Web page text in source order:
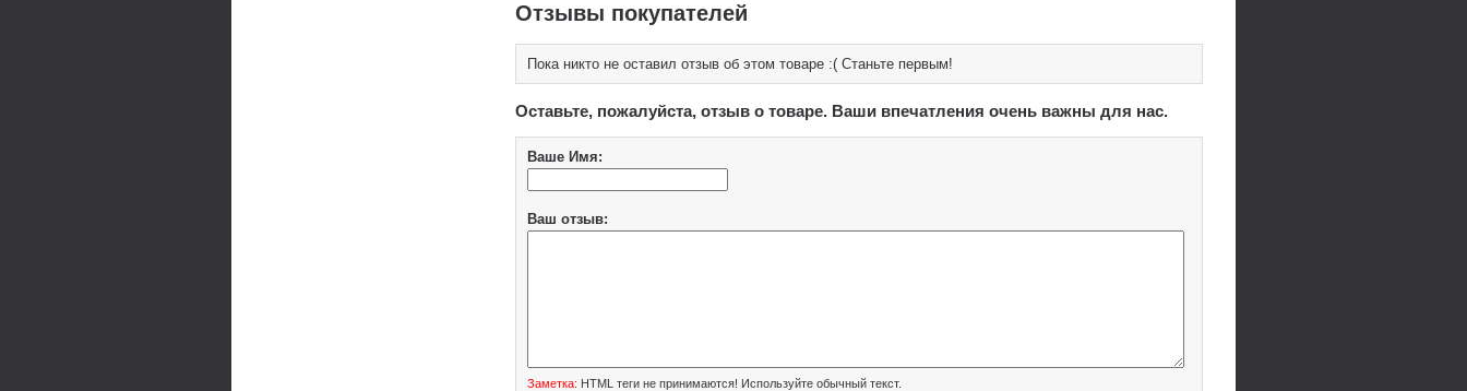
Отзывы покупателей
Пока никто не оставил отзыв об этом товаре :( Станьте первым!
Оставьте, пожалуйста, отзыв о товаре. Ваши впечатления очень важны для нас.
Ваше Имя:
Ваш отзыв:
Заметка: HTML теги не принимаются! Используйте обычный текст.